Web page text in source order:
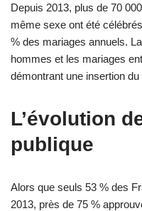
Depuis 2013, plus de 70
même sexe ont été
% des mariages annuels.
hommes et les mariages
démontrant une insertion
L’évolution
publique
Alors que seuls 53 % des
2013, près de 75 %